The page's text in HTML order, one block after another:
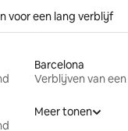
voor een lang verblijf
Barcelona
Verblijven van
Meer tonen